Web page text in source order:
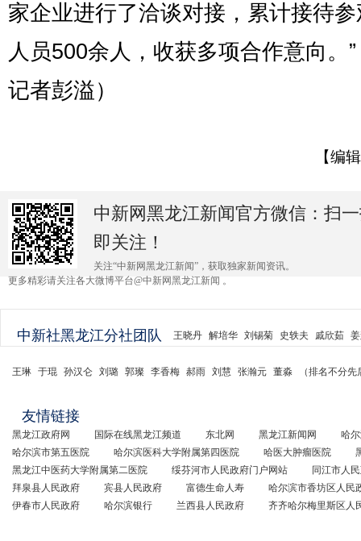
家企业进行了洽谈对接，累计接待
人员500余人，收获多项合作意向。
记者彭溢）
【编
中新网黑龙江新闻官方微信：扫
即关注！
关注“中新网黑龙江新闻”，获取独家新闻资讯。
更多精彩请关注各大微博平台@中新网黑龙江新闻 。
中新社黑龙江分社团队 王晓丹 解培华 刘锡菊 史轶夫 戚欣茹
王琳 于琨 孙汉仑 刘璐 郭璨 李香梅 郝雨 刘慧 张瀚元 董淼 （排名不分先
友情链接
黑龙江政府网 国际在线黑龙江频道 东北网 黑龙江新闻网
哈
哈尔滨市第五医院
哈尔滨医科大学附属第四医院 哈医大肿瘤医院
黑龙江中医药大学附属第二医院
绥芬河市人民政府门户网站
同江市人
拜泉县人民政府
宾县人民政府 富德生命人寿
哈尔滨市香坊区人民
伊春市人民政府
哈尔滨银行 兰西县人民政府 齐齐哈尔梅里斯区人